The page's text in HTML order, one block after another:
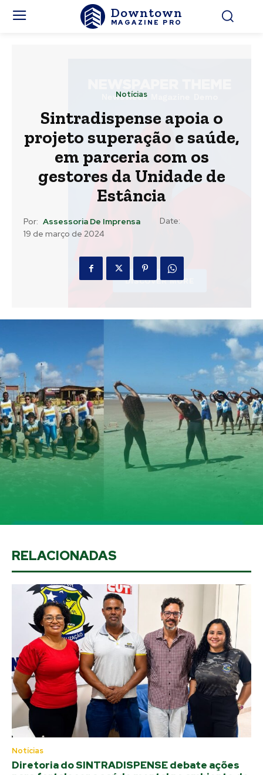
Downtown
MAGAZINE PRO
Notícias
Sintradispense apoia o
projeto superação e saúde,
em parceria com os
gestores da Unidade de
Estância
Por: Assessoria De Imprensa
Date:
19 de março de 2024
RELACIONADAS
Notícias
Diretoria do SINTRADISPENSE debate ações